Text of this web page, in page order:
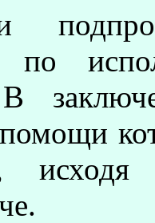
по